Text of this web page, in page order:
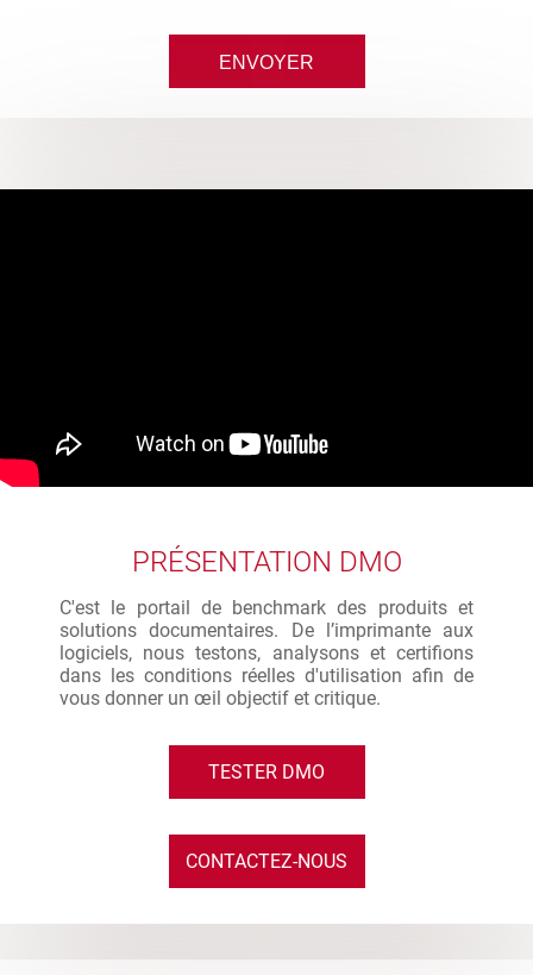
PRÉSENTATION DMO
C'est le portail de benchmark des produits et
solutions documentaires. De l’imprimante aux
logiciels, nous testons, analysons et certifions
dans les conditions réelles d'utilisation afin de
vous donner un œil objectif et critique.
TESTER DMO
CONTACTEZ-NOUS